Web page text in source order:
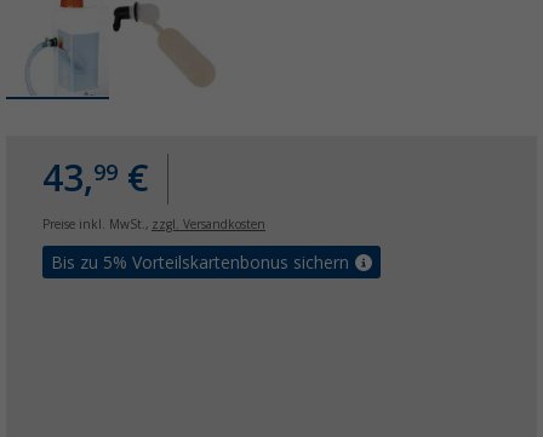
43,99 €
Preise inkl. MwSt., zzgl. Versandkosten
Bis zu 5% Vorteilskartenbonus sichern